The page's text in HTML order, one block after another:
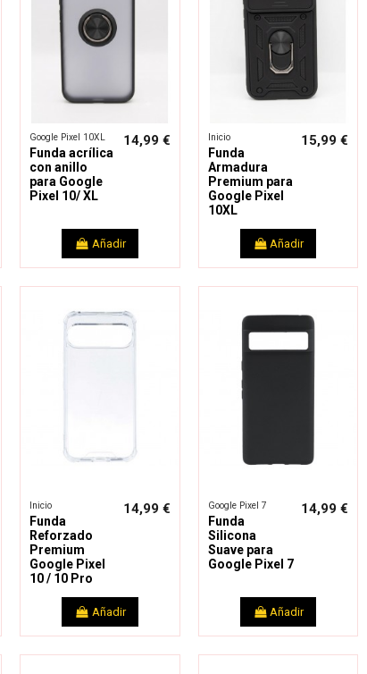
Google Pixel 10XL
Funda acrílica
con anillo
para Google
Pixel 10/ XL
14,99 €
Añadir
Inicio
Funda
Armadura
Premium para
Google Pixel
10XL
15,99 €
Añadir
Inicio
Funda
Reforzado
Premium
Google Pixel
10 / 10 Pro
14,99 €
Añadir
Google Pixel 7
Funda
Silicona
Suave para
Google Pixel 7
14,99 €
Añadir